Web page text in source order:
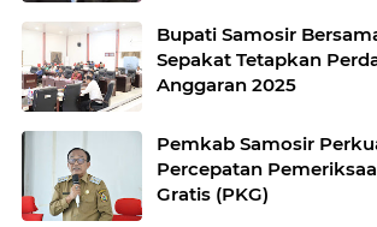
Bupati Samosir
Sepakat Tetapkan
Anggaran 2025
Pemkab Samosir
Percepatan
Gratis (PKG)